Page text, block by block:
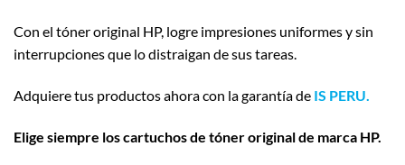
Con el tóner original HP, logre impresiones uniformes y sin
interrupciones que lo distraigan de sus tareas.
Adquiere tus productos ahora con la garantía de IS PERU.
Elige siempre los cartuchos de tóner original de marca HP.